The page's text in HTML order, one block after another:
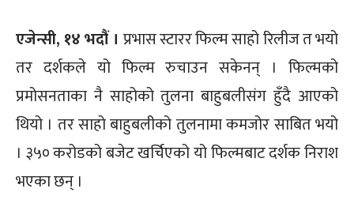
एजेन्सी, १४ भदौं । प्रभास स्टारर फिल्म साहो रिलीज त भयो
तर दर्शकले यो फिल्म रुचाउन सकेनन् । फिल्मको
प्रमोसनताका नै साहोको तुलना बाहुबलीसंग हुँदै आएको
थियो । तर साहो बाहुबलीको तुलनामा कमजोर साबित भयो
। ३५० करोडको बजेट खर्चिएको यो फिल्मबाट दर्शक निराश
भएका छन् ।